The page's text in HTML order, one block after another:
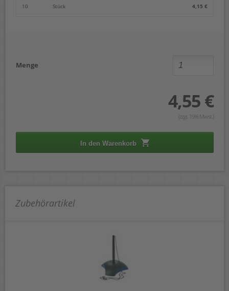
10
Stück 4,15 €
Menge
4,55 €
(zzgl. 19% Mwst.)
In den Warenkorb
Zubehörartikel